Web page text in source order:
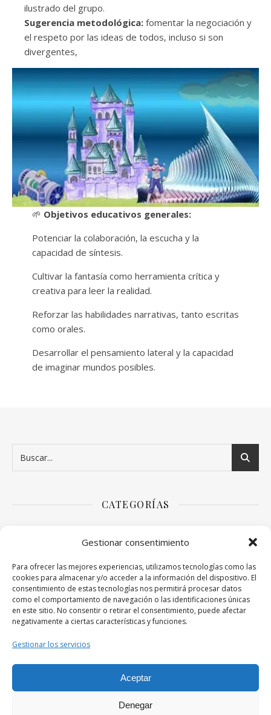
Gestionar consentimiento
Para ofrecer las mejores experiencias, utilizamos tecnologías como las
cookies para almacenar y/o acceder a la información del dispositivo. El
consentimiento de estas tecnologías nos permitirá procesar datos
como el comportamiento de navegación o las identificaciones únicas
en este sitio. No consentir o retirar el consentimiento, puede afectar
negativamente a ciertas características y funciones.
Gestionar los servicios
Aceptar
Denegar
ilustrado del grupo.
Sugerencia metodológica: fomentar la negociación y
el respeto por las ideas de todos, incluso si son
divergentes,
🌱 Objetivos educativos generales:
Potenciar la colaboración, la escucha y la
capacidad de síntesis.
Cultivar la fantasía como herramienta crítica y
creativa para leer la realidad.
Reforzar las habilidades narrativas, tanto escritas
como orales.
Desarrollar el pensamiento lateral y la capacidad
de imaginar mundos posibles.
CATEGORÍAS
Bebés y niños
Decoración para la casa
Educación
Sobre hombres